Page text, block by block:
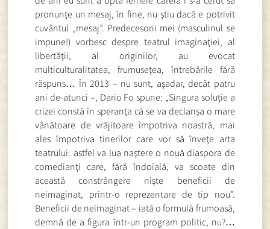
pronunţe un mesaj, în fine, nu ştiu dacă e potrivit
cuvântul „mesaj”. Predecesorii mei (masculinul se
impune!) vorbesc despre teatrul imaginaţiei, al
libertăţii, al originilor, au evocat
multiculturalitatea, frumuseţea, întrebările fără
răspuns… În 2013 – nu sunt, aşadar, decât patru
ani de-atunci –, Dario Fo spune: „Singura soluţie a
crizei constă în speranţa că se va declanşa o mare
vânătoare de vrăjitoare împotriva noastră, mai
ales împotriva tinerilor care vor să înveţe arta
teatrului: astfel va lua naştere o nouă diaspora de
comedianţi care, fără îndoială, va scoate din
această constrângere nişte beneficii de
neimaginat, printr-o reprezentare de tip nou”.
Beneficii de neimaginat – iată o formulă frumoasă,
demnă de a figura într-un program politic, nu?…